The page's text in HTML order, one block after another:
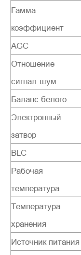
Гамма
коэффициент
AGC
Отношение
сигнал-шум
Баланс белого
Электронный
затвор
BLC
Рабочая
температура
Температура
хранения
Источник питания